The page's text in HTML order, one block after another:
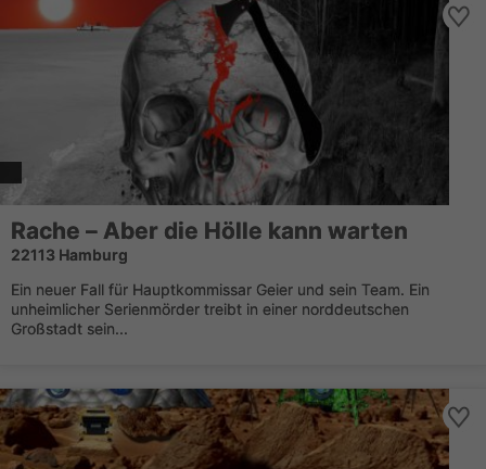
Rache – Aber die Hölle kann warten
22113 Hamburg
Ein neuer Fall für Hauptkommissar Geier und sein Team. Ein
unheimlicher Serienmörder treibt in einer norddeutschen
Großstadt sein...